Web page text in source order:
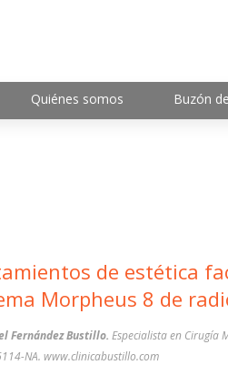
Quiénes somos Buzón
de estética
Morpheus 8 de
Fernández Bustillo. Especialista en Cirugía
NA. www.clinicabustillo.com